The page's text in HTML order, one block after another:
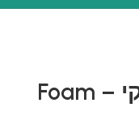
דסקיות מטרה להוקי – Foam